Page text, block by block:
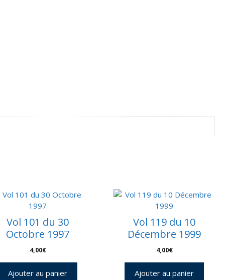
10/2013
Vol 101 du 30
Octobre 1997
4,00€
Ajouter au panier
Vol 119 du 10
Décembre 1999
4,00€
Ajouter au panier